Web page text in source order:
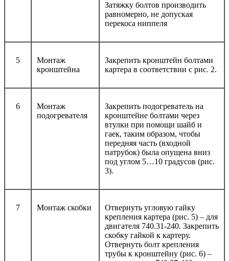
Затяжку болтов производить
равномерно, не допуская
перекоса ниппеля
5
Монтаж
кронштейна
Закрепить кронштейн болтами
картера в соответствии с рис. 2.
6
Монтаж
подогревателя
Закрепить подогреватель на
кронштейне болтами через
втулки при помощи шайб и
гаек, таким образом, чтобы
передняя часть (входной
патрубок) была опущена вниз
под углом 5…10 градусов (рис.
3).
7 Монтаж скобки
Отвернуть угловую гайку
крепления картера (рис. 5) – для
двигателя 740.31-240. Закрепить
скобку гайкой к картеру.
Отвернуть болт крепления
трубы к кронштейну (рис. 6) –